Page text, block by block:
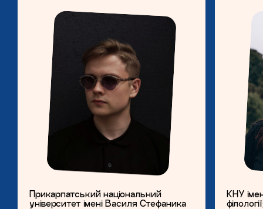
Прикарпатський національний
університет імені Василя Стефаника
КНУ